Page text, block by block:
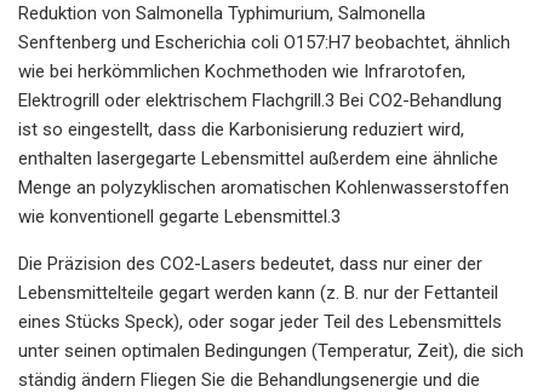
Reduktion von Salmonella Typhimurium, Salmonella
Senftenberg und Escherichia coli O157:H7 beobachtet, ähnlich
wie bei herkömmlichen Kochmethoden wie Infrarotofen,
Elektrogrill oder elektrischem Flachgrill.3 Bei CO2-Behandlung
ist so eingestellt, dass die Karbonisierung reduziert wird,
enthalten lasergegarte Lebensmittel außerdem eine ähnliche
Menge an polyzyklischen aromatischen Kohlenwasserstoffen
wie konventionell gegarte Lebensmittel.3
Die Präzision des CO2-Lasers bedeutet, dass nur einer der
Lebensmittelteile gegart werden kann (z. B. nur der Fettanteil
eines Stücks Speck), oder sogar jeder Teil des Lebensmittels
unter seinen optimalen Bedingungen (Temperatur, Zeit), die sich
ständig ändern Fliegen Sie die Behandlungsenergie und die